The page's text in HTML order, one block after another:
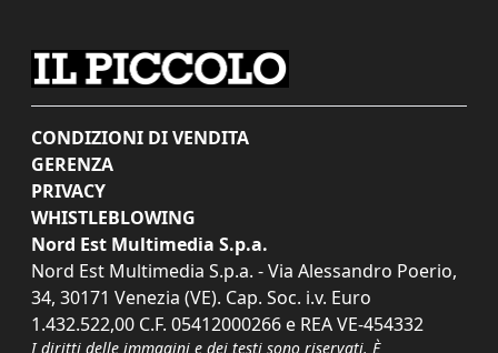
CONDIZIONI DI VENDITA
GERENZA
PRIVACY
WHISTLEBLOWING
Nord Est Multimedia S.p.a.
Nord Est Multimedia S.p.a. - Via Alessandro Poerio,
34, 30171 Venezia (VE). Cap. Soc. i.v. Euro
1.432.522,00 C.F. 05412000266 e REA VE-454332
I diritti delle immagini e dei testi sono riservati. È